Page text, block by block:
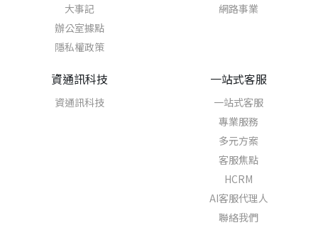
大事記
辦公室據點
隱私權政策
網路事業
資通訊科技
資通訊科技
一站式客服
一站式客服
專業服務
多元方案
客服焦點
HCRM
AI客服代理人
聯絡我們